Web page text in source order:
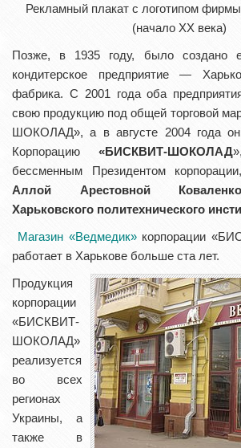
Рекламный плакат с логотипом
(начало XX века)
Позже, в 1935 году, было создано
кондитерское предприятие —
фабрика. С 2001 года оба
свою продукцию под общей торговой
ШОКОЛАД», а в августе 2004 года
Корпорацию «БИСКВИТ-ШОКОЛАД
бессменным Президентом
Аллой Арестовной Коваленко
Харьковского политехнического
Магазин «Ведмедик»корпорации
работает в Харькове больше ста лет.
Продукция
корпорации
«БИСКВИТ-
ШОКОЛАД»
реализуется
во всех
регионах
Украины, а
также в